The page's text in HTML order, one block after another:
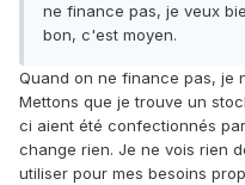
ne finance pas, je veux
bon, c'est moyen.
Quand on ne finance pas, je
Mettons que je trouve un
ci aient été confectionnés
change rien. Je ne vois rien
utiliser pour mes besoins